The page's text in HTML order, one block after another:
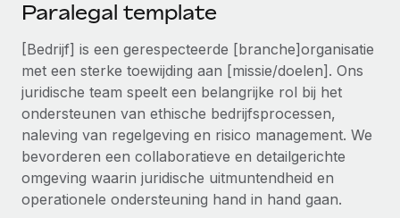
Processen stroomlijnen met essentiële zakelijke tools
DIENSTEN
Vraag een expert
Krijg hulp van global HR- en juridische experts
Achtergrondonderzoek
Vereenvoudig het screeningsproces van
kandidaten
Integreer global HR flexibel in je platform
Een partner worden
Ontdek hoe je met ons kunt samenwerken
Remote Build
Binnenkort beschikbaar
Integraties en advies over AI-automatiseringen
CASESTUDY'S
Evenementen
Newsroom
Inzicht in salaris en talent
Inzichtencentrum
Support
Alle bronnen bekijken
中文（简体）
Paralegal template
[Bedrijf] is een gerespecteerde [branche]organisatie
met een sterke toewijding aan [missie/doelen]. Ons
juridische team speelt een belangrijke rol bij het
ondersteunen van ethische bedrijfsprocessen,
naleving van regelgeving en risico management. We
bevorderen een collaboratieve en detailgerichte
omgeving waarin juridische uitmuntendheid en
operationele ondersteuning hand in hand gaan.